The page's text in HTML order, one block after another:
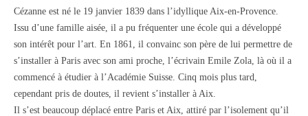
Cézanne est né le 19 janvier 1839 dans l’idyllique Aix-en-Provence.
Issu d’une famille aisée, il a pu fréquenter une école qui a développé
son intérêt pour l’art. En 1861, il convainc son père de lui permettre de
s’installer à Paris avec son ami proche, l’écrivain Emile Zola, là où il a
commencé à étudier à l’Académie Suisse. Cinq mois plus tard,
cependant pris de doutes, il revient s’installer à Aix.
Il s’est beaucoup déplacé entre Paris et Aix, attiré par l’isolement qu’il